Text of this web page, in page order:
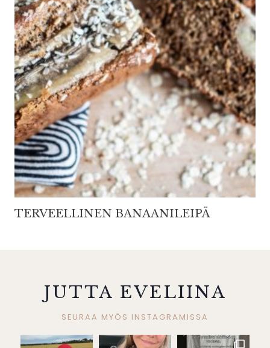
TERVEELLINEN BANAANILEIPÄ
JUTTA EVELIINA
SEURAA MYÖS INSTAGRAMISSA